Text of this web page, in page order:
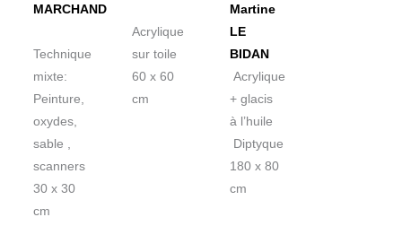
MARCHAND
Technique
mixte:
Peinture,
oxydes,
sable ,
scanners
30 x 30
cm
Acrylique
sur toile
60 x 60
cm
Martine
LE
BIDAN
Acrylique
+ glacis
à l’huile
Diptyque
180 x 80
cm